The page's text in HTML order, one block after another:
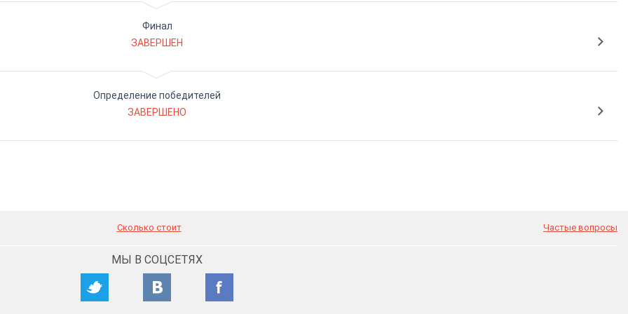
Финал
ЗАВЕРШЕН
Определение победителей
ЗАВЕРШЕНО
Сколько стоит Частые вопросы
МЫ В СОЦСЕТЯХ